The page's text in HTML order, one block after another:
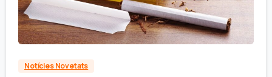
Notícies Novetats